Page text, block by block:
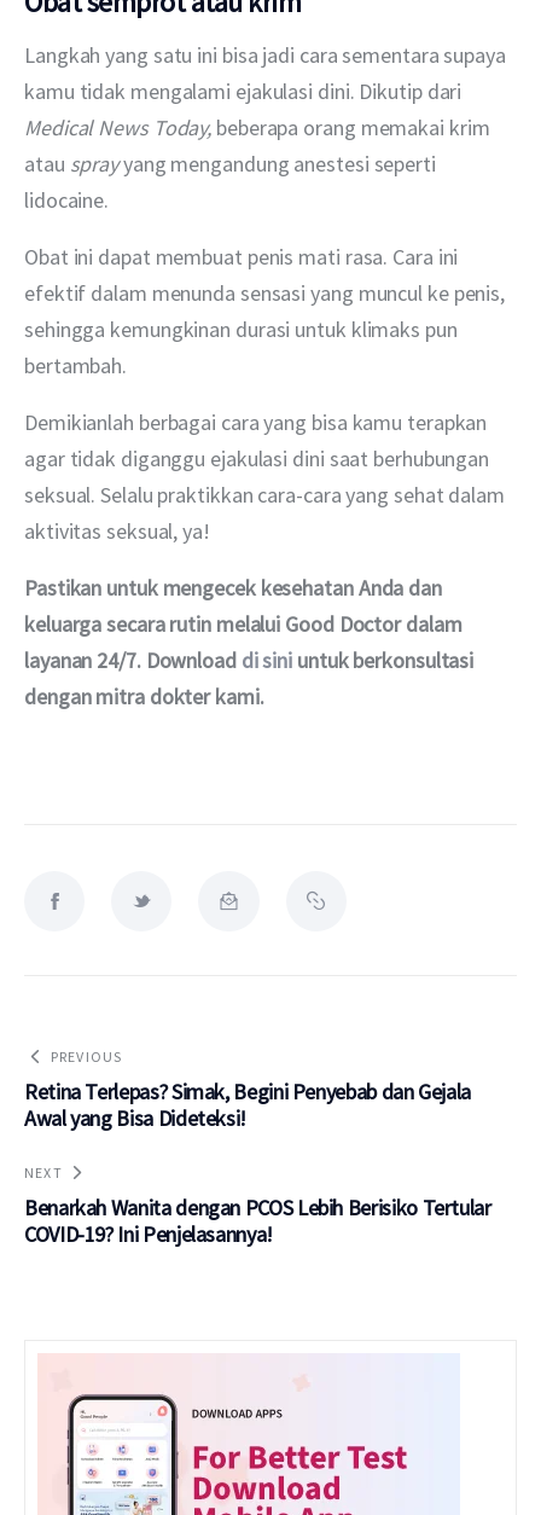
Langkah yang satu ini bisa jadi cara sementara supaya
kamu tidak mengalami ejakulasi dini. Dikutip dari
Medical News Today, beberapa orang memakai krim
atau spray yang mengandung anestesi seperti
lidocaine.
Obat ini dapat membuat penis mati rasa. Cara ini
efektif dalam menunda sensasi yang muncul ke penis,
sehingga kemungkinan durasi untuk klimaks pun
bertambah.
Demikianlah berbagai cara yang bisa kamu terapkan
agar tidak diganggu ejakulasi dini saat berhubungan
seksual. Selalu praktikkan cara-cara yang sehat dalam
aktivitas seksual, ya!
Pastikan untuk mengecek kesehatan Anda dan
keluarga secara rutin melalui Good Doctor dalam
layanan 24/7. Download di sini untuk berkonsultasi
dengan mitra dokter kami.
PREVIOUS
Retina Terlepas? Simak, Begini Penyebab dan Gejala
Awal yang Bisa Dideteksi!
NEXT
Benarkah Wanita dengan PCOS Lebih Berisiko Tertular
COVID-19? Ini Penjelasannya!